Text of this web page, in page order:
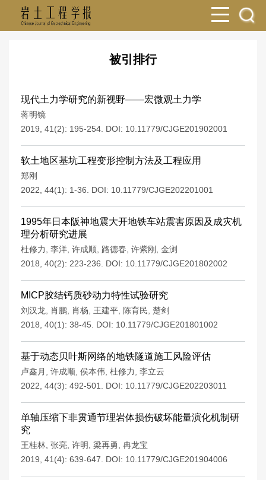
被引排行
现代土力学研究的新视野——宏微观土力学
蒋明镜
2019, 41(2): 195-254. DOI: 10.11779/CJGE201902001
软土地区基坑工程变形控制方法及工程应用
郑刚
2022, 44(1): 1-36.
DOI: 10.11779/CJGE202201001
1995年日本阪神地震大开地铁车站震害原因及成灾机
理分析研究进展
杜修力 李洋 许成顺 路德春 许紫刚
金浏
2018, 40(2): 223-236.
DOI: 10.11779/CJGE201802002
MICP胶结钙质砂动力特性试验研究
刘汉龙 肖鹏 肖杨 王建平 陈育民 楚剑
2018, 40(1): 38-45.
DOI: 10.11779/CJGE201801002
基于动态贝叶斯网络的地铁隧道施工风险评估
卢鑫月 许成顺 侯本伟 杜修力
李立云
2022, 44(3): 492-501.
DOI: 10.11779/CJGE202203011
单轴压缩下非贯通节理岩体损伤破坏能量演化机制研
究
王桂林 张亮 许明 梁再勇 冉龙宝
2019, 41(4): 639-647.
DOI: 10.11779/CJGE201904006